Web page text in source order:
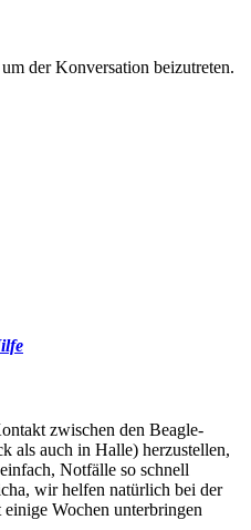
um der Konversation beizutreten.
zwischen den Beagle-
als auch in Halle) herzustellen,
Notfälle so schnell
wir helfen natürlich bei der
Wochen unterbringen